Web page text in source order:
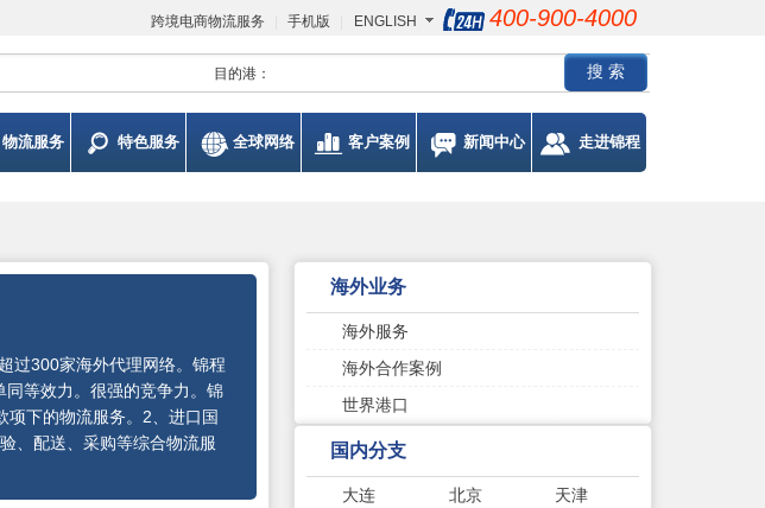
跨境电商物流服务 手机版 ENGLISH 400-900-4000
目的港：
物流服务 特色服务 全球网络 客户案例 新闻中心 走进锦程
过300家海外代理网络。锦程
等效力。很强的竞争力。锦
项下的物流服务。2、进口国
、配送、采购等综合物流服
海外业务
海外服务
海外合作案例
世界港口
国内分支
大连 北京
天津